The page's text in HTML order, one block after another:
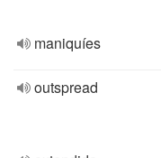
maniquíes
outspread